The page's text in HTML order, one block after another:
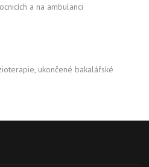
a na ambulanci
ukončené bakalářské